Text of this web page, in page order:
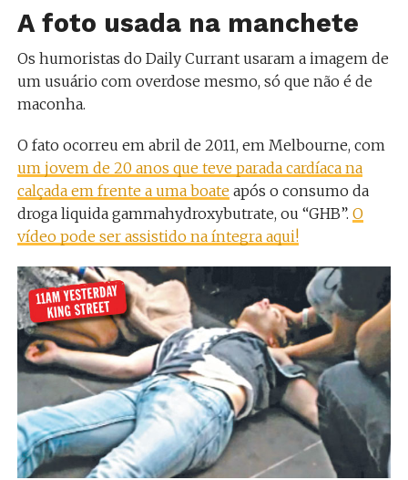
A foto usada na manchete
Os humoristas do Daily Currant usaram a imagem de
um usuário com overdose mesmo, só que não é de
maconha.
O fato ocorreu em abril de 2011, em Melbourne, com
um jovem de 20 anos que teve parada cardíaca na
calçada em frente a uma boateapós o consumo da
droga liquida gammahydroxybutrate, ou “GHB”. O
vídeo pode ser assistido na íntegra aqui!